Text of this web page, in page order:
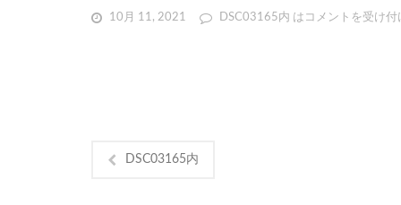
10月 11, 2021 DSC03165内 は コメントを受け付
DSC03165内